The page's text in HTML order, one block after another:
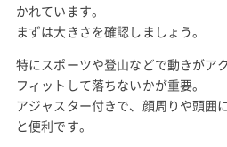
かれています。
まずは大きさを確認しましょう。
特にスポーツや登山などで動きがア
フィットして落ちないかが重要。
アジャスター付きで、顔周りや頭囲
と便利です。